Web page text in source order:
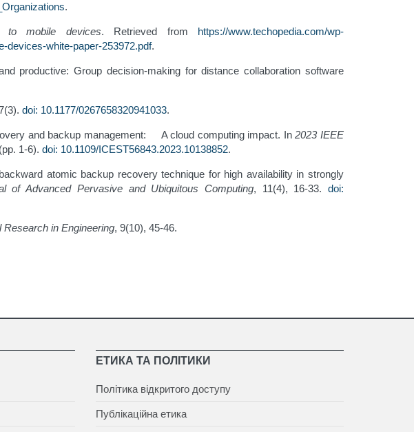
.
to mobile devices. Retrieved from https://www.techopedia.com/wp-
devices-white-paper-253972.pdf.
productive: Group decision-making for distance collaboration software
doi: 10.1177/0267658320941033.
and backup management: A cloud computing impact. In2023 IEEE
(pp. 1-6). doi: 10.1109/ICEST56843.2023.10138852.
atomic backup recovery technique for high availability in strongly
of Advanced Pervasive and Ubiquitous Computing, 11(4), 16-33.doi:
Research in Engineering, 9(10), 45-46.
ЕТИКА ТА ПОЛІТИКИ
Політика відкритого доступу
Публікаційна етика